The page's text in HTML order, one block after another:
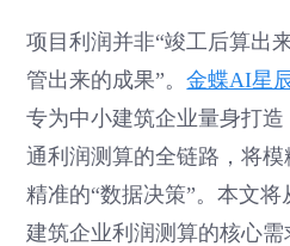
项目利润并非“竣工后算出
管出来的成果”。金蝶AI星
专为中小建筑企业量身打造
通利润测算的全链路，将模
精准的“数据决策”。本文
建筑企业利润测算的核心